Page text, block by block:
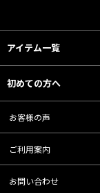
アイテム一覧
初めての方へ
お客様の声
ご利用案内
お問い合わせ